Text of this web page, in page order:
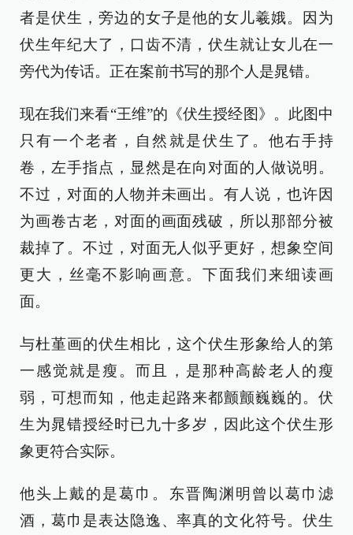
者是伏生，旁边的女子是他的女儿羲娥。因为
伏生年纪大了，口齿不清，伏生就让女儿在一
旁代为传话。正在案前书写的那个人是晁错。
现在我们来看“王维”的《伏生授经图》。此图中
只有一个老者，自然就是伏生了。他右手持
卷，左手指点，显然是在向对面的人做说明。
不过，对面的人物并未画出。有人说，也许因
为画卷古老，对面的画面残破，所以那部分被
裁掉了。不过，对面无人似乎更好，想象空间
更大，丝毫不影响画意。下面我们来细读画
面。
与杜堇画的伏生相比，这个伏生形象给人的第
一感觉就是瘦。而且，是那种高龄老人的瘦
弱，可想而知，他走起路来都颤颤巍巍的。伏
生为晁错授经时已九十多岁，因此这个伏生形
象更符合实际。
他头上戴的是葛巾。东晋陶渊明曾以葛巾滤
酒，葛巾是表达隐逸、率真的文化符号。伏生